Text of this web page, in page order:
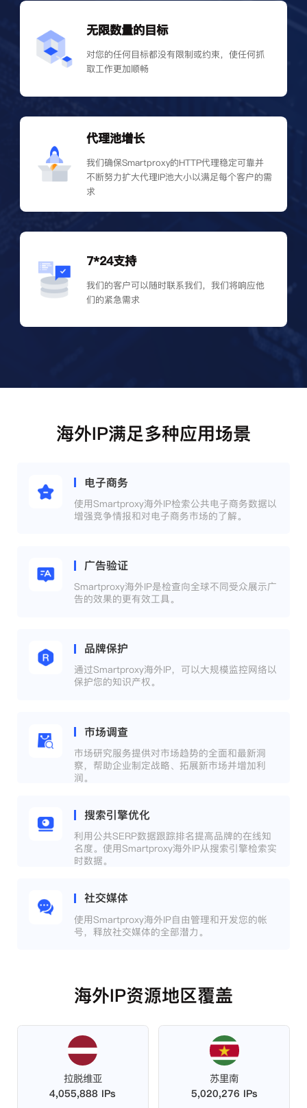
无限数量的目标
对您的任何目标都没有限制或约束，使任何抓
取工作更加顺畅
代理池增长
我们确保Smartproxy的HTTP代理稳定可靠并
不断努力扩大代理IP池大小以满足每个客户的需
求
7*24支持
我们的客户可以随时联系我们，我们将响应他
们的紧急需求
海外IP满足多种应用场景
电子商务
使用Smartproxy海外IP检索公共电子商务数据以
增强竞争情报和对电子商务市场的了解。
广告验证
Smartproxy海外IP是检查向全球不同受众展示广
告的效果的更有效工具。
品牌保护
通过Smartproxy海外IP，可以大规模监控网络以
保护您的知识产权。
市场调查
市场研究服务提供对市场趋势的全面和最新洞
察，帮助企业制定战略、拓展新市场并增加利
润。
搜索引擎优化
利用公共SERP数据跟踪排名提高品牌的在线知
名度。使用Smartproxy海外IP从搜索引擎检索实
时数据。
社交媒体
使用Smartproxy海外IP自由管理和开发您的帐
号，释放社交媒体的全部潜力。
海外IP资源地区覆盖
拉脱维亚
4,055,888 IPs
苏里南
5,020,276 IPs